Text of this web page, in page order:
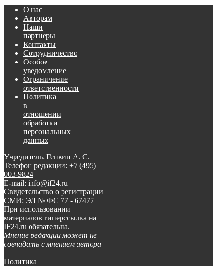
О нас
Авторам
Наши
партнеры
Контакты
Сотрудничество
Особое
уведомление
Ограничение
ответственности
Политика
в
отношении
обработки
персональных
данных
Учредитель: Генкин А. С.
Телефон редакции: +7 (495)
003-9824
E-mail: info@if24.ru
Свидетельство о регистрации
СМИ: ЭЛ № ФС 77 - 67477
При использовании
материалов гиперссылка на
IF24.ru обязательна.
Мнение редакции может не
совпадать с мнением автора
Политика